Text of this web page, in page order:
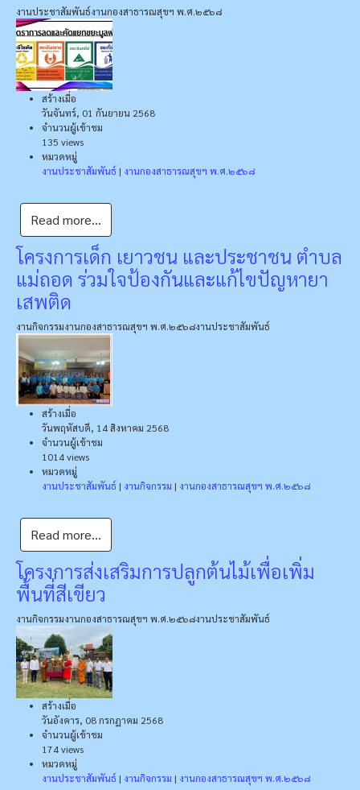
งานประชาสัมพันธ์งานกองสาธารณสุขฯ พ.ศ.๒๕๖๘
สร้างเมื่อ
วันจันทร์, 01 กันยายน 2568
จำนวนผู้เข้าชม
135 views
หมวดหมู่
งานประชาสัมพันธ์ | งานกองสาธารณสุขฯ พ.ศ.๒๕๖๘
Read more...
โครงการเด็ก เยาวชน และประชาชน ตำบล
แม่ถอด ร่วมใจป้องกันและแก้ไขปัญหายา
เสพติด
งานกิจกรรมงานกองสาธารณสุขฯ พ.ศ.๒๕๖๘งานประชาสัมพันธ์
สร้างเมื่อ
วันพฤหัสบดี, 14 สิงหาคม 2568
จำนวนผู้เข้าชม
1014 views
หมวดหมู่
งานประชาสัมพันธ์ | งานกิจกรรม | งานกองสาธารณสุขฯ พ.ศ.๒๕๖๘
Read more...
โครงการส่งเสริมการปลูกต้นไม้เพื่อเพิ่ม
พื้นที่สีเขียว
งานกิจกรรมงานกองสาธารณสุขฯ พ.ศ.๒๕๖๘งานประชาสัมพันธ์
สร้างเมื่อ
วันอังคาร, 08 กรกฎาคม 2568
จำนวนผู้เข้าชม
174 views
หมวดหมู่
งานประชาสัมพันธ์ | งานกิจกรรม | งานกองสาธารณสุขฯ พ.ศ.๒๕๖๘